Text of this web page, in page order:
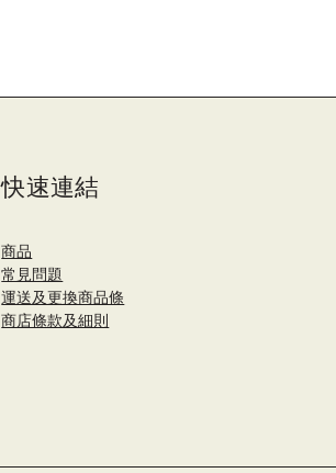
快速連結
商品
​常見問題
運送及更換商品條
商店條款及細則